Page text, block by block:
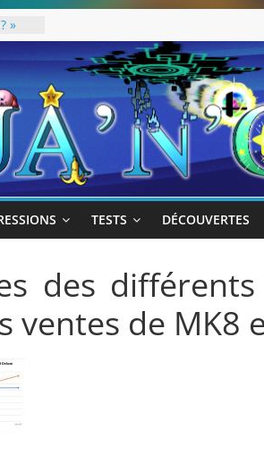
»
TESTS DÉCOUVERTES
des
ventes de MK8